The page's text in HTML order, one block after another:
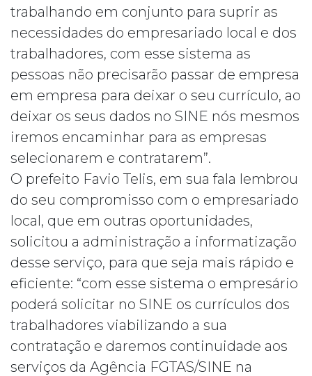
trabalhando em conjunto para suprir as
necessidades do empresariado local e dos
trabalhadores, com esse sistema as
pessoas não precisarão passar de empresa
em empresa para deixar o seu currículo, ao
deixar os seus dados no SINE nós mesmos
iremos encaminhar para as empresas
selecionarem e contratarem”.
O prefeito Favio Telis, em sua fala lembrou
do seu compromisso com o empresariado
local, que em outras oportunidades,
solicitou a administração a informatização
desse serviço, para que seja mais rápido e
eficiente: “com esse sistema o empresário
poderá solicitar no SINE os currículos dos
trabalhadores viabilizando a sua
contratação e daremos continuidade aos
serviços da Agência FGTAS/SINE na